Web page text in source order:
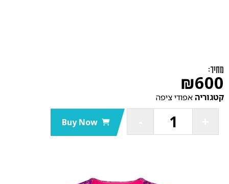
מחיר:
₪600
קטגוריהאפודי ציפה
Buy Now